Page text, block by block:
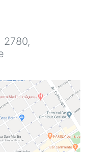
2780,